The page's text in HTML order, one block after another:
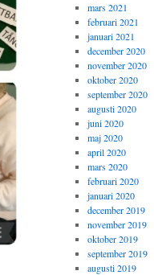
mars 2021
februari 2021
januari 2021
december 2020
november 2020
oktober 2020
september 2020
augusti 2020
juni 2020
maj 2020
april 2020
mars 2020
februari 2020
januari 2020
december 2019
november 2019
oktober 2019
september 2019
augusti 2019